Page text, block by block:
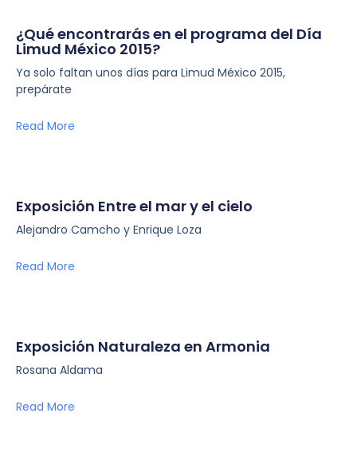
¿Qué encontrarás en el programa del Día
Limud México 2015?
Ya solo faltan unos días para Limud México 2015,
prepárate
Read More
Exposición Entre el mar y el cielo
Alejandro Camcho y Enrique Loza
Read More
Exposición Naturaleza en Armonia
Rosana Aldama
Read More